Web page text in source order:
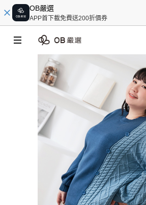
OB嚴選
APP首下載免費送200折價券